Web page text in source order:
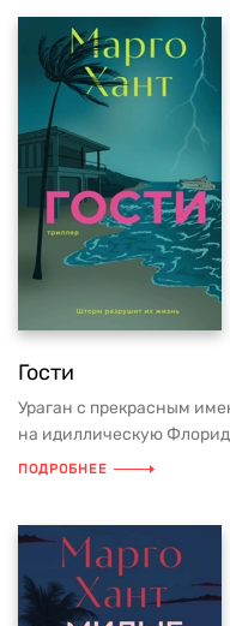
Гости
Ураган с прекрасным
на идиллическую
ПОДРОБНЕЕ